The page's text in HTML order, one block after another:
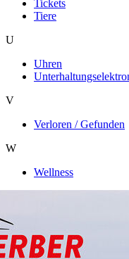
Tickets
Tiere
U
Uhren
V
Verloren / Gefunden
W
Wellness